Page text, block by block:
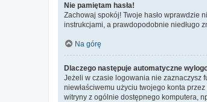
Nie pamiętam hasła!
Zachowaj spokój! Twoje hasło wprawdzie
instrukcjami, a prawdopodobnie niedługo
Na górę
Dlaczego następuje automatyczne
Jeżeli w czasie logowania nie zaznaczysz
niewłaściwemu użyciu twojego konta
witryny z ogólnie dostępnego komputera,